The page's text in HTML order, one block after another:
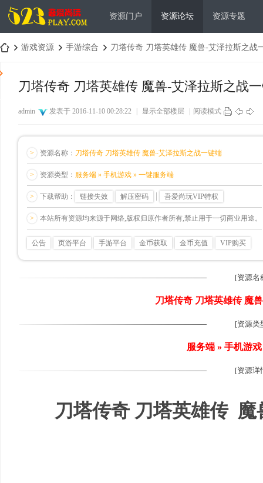
资源门户 资源论坛 资源专题
游戏资源 手游综合 刀塔传奇 刀塔英雄传 魔兽-艾泽拉斯之战
刀塔传奇 刀塔英雄传 魔兽-艾泽拉斯之战
admin 发表于 2016-11-10 00:28:22 显示全部楼层 阅读模式
> 资源名称： 刀塔传奇 刀塔英雄传 魔兽-艾泽拉斯之战一键端
> 资源类型： 服务端 » 手机游戏 » 一键服务端
> 下载帮助： 链接失效 解压密码 吾爱尚玩VIP特权
> 本站所有资源均来源于网络,版权归原作者所有,禁止用于一切商业用途。
公告 页游平台 手游平台 金币获取 金币充值 VIP购买
[资源名
刀塔传奇 刀塔英雄传 魔
[资源类
服务端 » 手机游
[资源详
刀塔传奇 刀塔英雄传